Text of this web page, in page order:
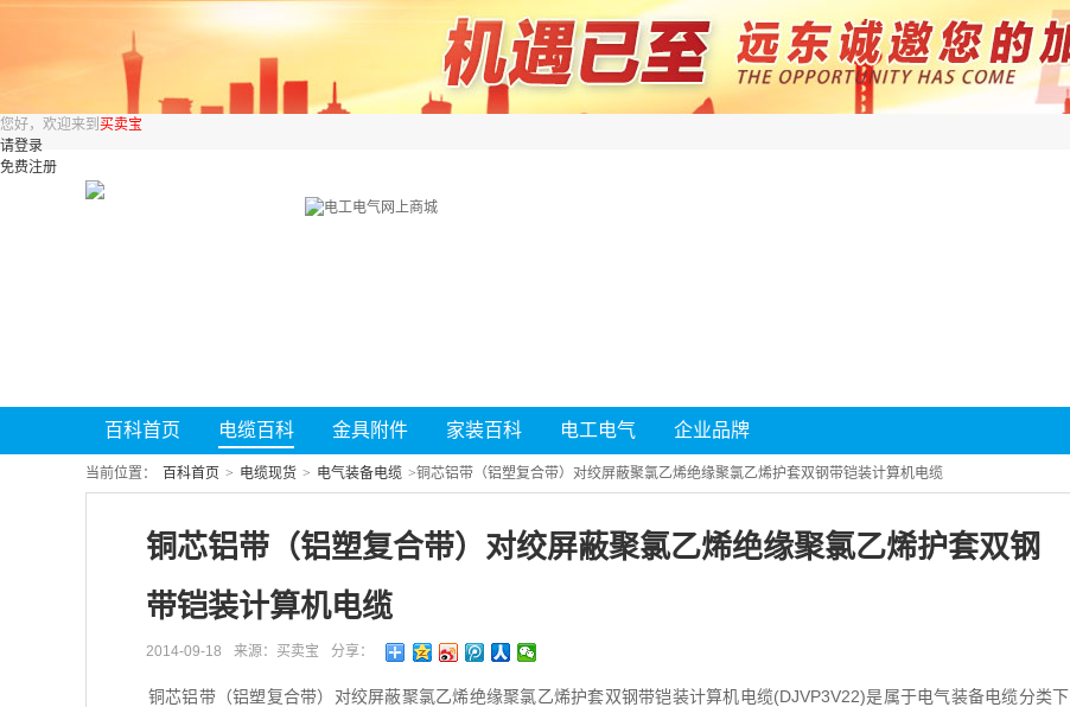
您好，欢迎来到 买卖宝
请登录
免费注册
百科首页 电缆百科 金具附件 家装百科 电工电气 企业品牌
当前位置： 百科首页 > 电缆现货 > 电气装备电缆 >铜芯铝带（铝塑复合带）对绞屏蔽聚氯乙烯绝缘聚氯乙烯护套双钢带铠装计算机电缆
铜芯铝带（铝塑复合带）对绞屏蔽聚氯乙烯绝缘聚氯乙烯护套双钢
带铠装计算机电缆
2014-09-18 来源：买卖宝 分享：
铜芯铝带（铝塑复合带）对绞屏蔽聚氯乙烯绝缘聚氯乙烯护套双钢带铠装计算机电缆(DJVP3V22)是属于电气装备电缆分类下